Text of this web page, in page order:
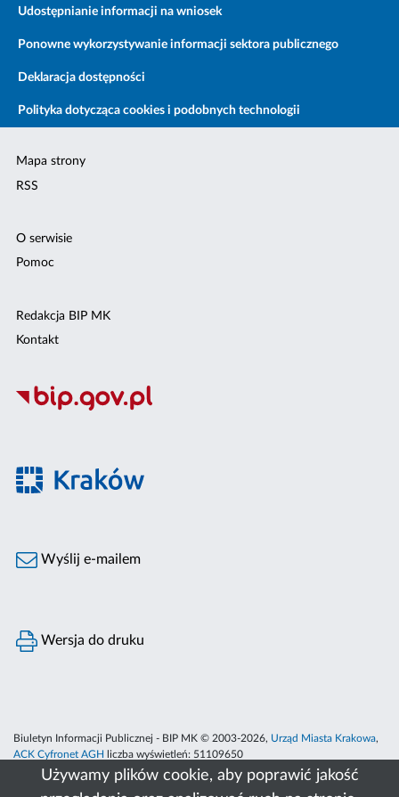
Używamy plików cookie, aby poprawić jakość
Udostępnianie informacji na wniosek
Ponowne wykorzystywanie informacji sektora publicznego
Deklaracja dostępności
Polityka dotycząca cookies i podobnych technologii
Mapa strony
RSS
O serwisie
Pomoc
Redakcja BIP MK
Kontakt
Wyślij e-mailem
Wersja do druku
Biuletyn Informacji Publicznej - BIP MK © 2003-2026, Urząd Miasta Krakowa,
ACK Cyfronet AGH
liczba wyświetleń: 51109650